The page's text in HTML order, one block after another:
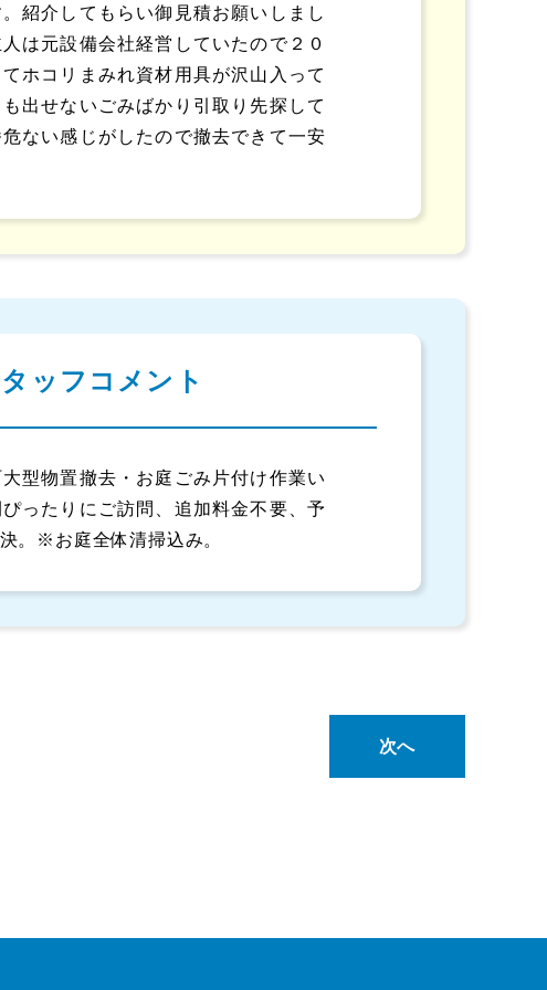
紹介してもらい御見積お願いしまし
は元設備会社経営していたので２０
ホコリまみれ資材用具が沢山入って
出せないごみばかり引取り先探して
ない感じがしたので撤去できて一安
ッフコメント
型物置撤去・お庭ごみ片付け作業い
ったりにご訪問、追加料金不要、予
。※お庭全体清掃込み。
次へ